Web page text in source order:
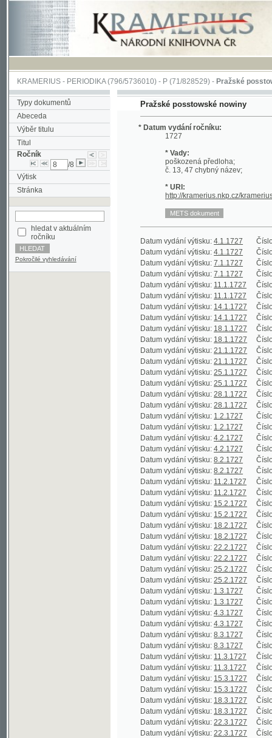
KRAMERIUS-PERIODIKA(796/5736010) -P(71/828529) -Pražské posstowské
Typy dokumentů
Abeceda
Výběr titulu
Titul
Ročník
/8
Výtisk
Stránka
hledat v aktuálním
Pokročilé vyhledávání
Pražské posstowské nowiny
* Datum vydání ročníku:
1727
* Vady:
č. 13, 47 chybný název;
* URI:
Datum vydání výtisku:4.1.1727
Datum vydání výtisku:4.1.1727 Číslo
Datum vydání výtisku:7.1.1727 Číslo
Datum vydání výtisku:7.1.1727
Číslo
Datum vydání výtisku:11.1.1727
Číslo
Datum vydání výtisku: 11.1.1727
Číslo
Datum vydání výtisku: 14.1.1727 Číslo
Datum vydání výtisku:14.1.1727 Číslo
Datum vydání výtisku:18.1.1727 Číslo
Datum vydání výtisku:18.1.1727
Číslo
Datum vydání výtisku:21.1.1727 Číslo
Datum vydání výtisku:21.1.1727
Číslo
Datum vydání výtisku:25.1.1727
Číslo
Datum vydání výtisku:25.1.1727 Číslo
Datum vydání výtisku:28.1.1727
Číslo
Datum vydání výtisku:28.1.1727 Číslo
Datum vydání výtisku: 1.2.1727
Číslo
Datum vydání výtisku: 1.2.1727
Číslo
Datum vydání výtisku:4.2.1727
Číslo
Datum vydání výtisku:4.2.1727 Číslo
Datum vydání výtisku:8.2.1727 Číslo
Datum vydání výtisku:8.2.1727
Číslo
Datum vydání výtisku:11.2.1727
Číslo
Datum vydání výtisku:11.2.1727
Číslo
Datum vydání výtisku:15.2.1727 Číslo
Datum vydání výtisku:15.2.1727
Číslo
Datum vydání výtisku:18.2.1727 Číslo
Datum vydání výtisku: 18.2.1727
Číslo
Datum vydání výtisku: 22.2.1727
Číslo
Datum vydání výtisku:22.2.1727 Číslo
Datum vydání výtisku:25.2.1727
Číslo
Datum vydání výtisku:25.2.1727 Číslo
Datum vydání výtisku:1.3.1727
Číslo
Datum vydání výtisku:1.3.1727
Číslo
Datum vydání výtisku:4.3.1727 Číslo
Datum vydání výtisku:4.3.1727
Číslo
Datum vydání výtisku:8.3.1727 Číslo
Datum vydání výtisku:8.3.1727
Číslo
Datum vydání výtisku: 11.3.1727
Číslo
Datum vydání výtisku: 11.3.1727 Číslo
Datum vydání výtisku:15.3.1727 Číslo
Datum vydání výtisku:15.3.1727
Číslo
Datum vydání výtisku:18.3.1727
Číslo
Datum vydání výtisku:18.3.1727
Číslo
Datum vydání výtisku:22.3.1727
Číslo
Datum vydání výtisku:22.3.1727
Číslo
Datum vydání výtisku:25.3.1727
Číslo
Datum vydání výtisku:25.3.1727 Číslo
Datum vydání výtisku:29.3.1727
Číslo
Datum vydání výtisku: 29.3.1727 Číslo
Datum vydání výtisku: 1.4.1727
Číslo
Datum vydání výtisku:1.4.1727
Číslo
Datum vydání výtisku:5.4.1727
Číslo